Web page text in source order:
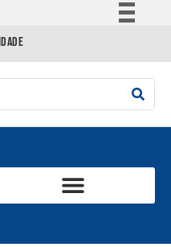
Comunica BR
Acesso à informação